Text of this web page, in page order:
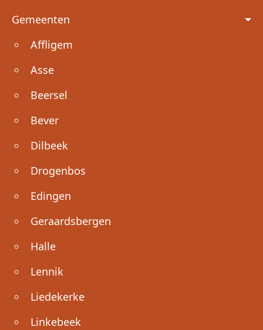
Voet
Gemeenten
Affligem
Asse
Beersel
Bever
Dilbeek
Drogenbos
Edingen
Geraardsbergen
Halle
Lennik
Liedekerke
Linkebeek